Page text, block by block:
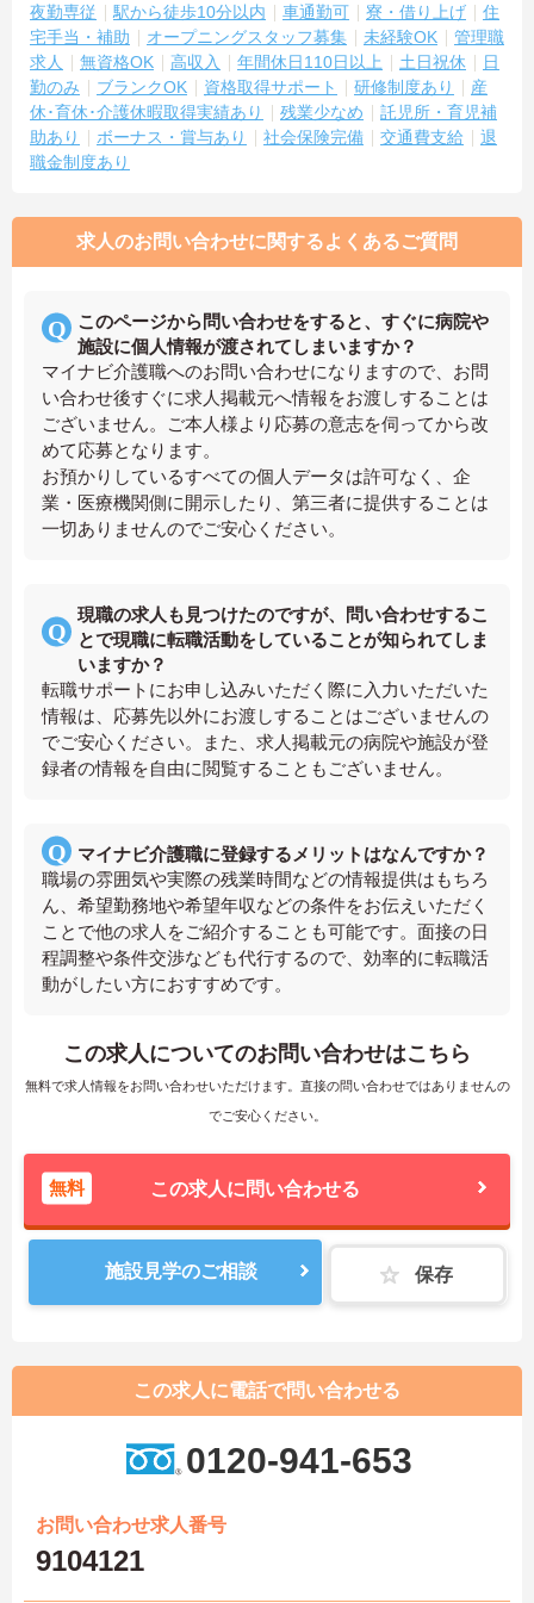
夜勤専従 駅から徒歩10分以内 車通勤可 寮・借り上げ
住
宅手当・補助
オープニングスタッフ募集 未経験OK
管理職
求人
無資格OK 高収入 年間休日110日以上 土日祝休
日
勤のみ
ブランクOK 資格取得サポート 研修制度あり
産
休･育休･介護休暇取得実績あり
残業少なめ
託児所・育児補
助あり
ボーナス・賞与あり 社会保険完備 交通費支給
退
職金制度あり
求人のお問い合わせに関するよくあるご質問
このページから問い合わせをすると、すぐに病院や
施設に個人情報が渡されてしまいますか？
マイナビ介護職へのお問い合わせになりますので、お問
い合わせ後すぐに求人掲載元へ情報をお渡しすることは
ございません。ご本人様より応募の意志を伺ってから改
めて応募となります。
お預かりしているすべての個人データは許可なく、企
業・医療機関側に開示したり、第三者に提供することは
一切ありませんのでご安心ください。
現職の求人も見つけたのですが、問い合わせするこ
とで現職に転職活動をしていることが知られてしま
いますか？
転職サポートにお申し込みいただく際に入力いただいた
情報は、応募先以外にお渡しすることはございませんの
でご安心ください。また、求人掲載元の病院や施設が登
録者の情報を自由に閲覧することもございません。
マイナビ介護職に登録するメリットはなんですか？
職場の雰囲気や実際の残業時間などの情報提供はもちろ
ん、希望勤務地や希望年収などの条件をお伝えいただく
ことで他の求人をご紹介することも可能です。面接の日
程調整や条件交渉なども代行するので、効率的に転職活
動がしたい方におすすめです。
この求人についてのお問い合わせはこちら
無料で求人情報をお問い合わせいただけます。直接の問い合わせではありませんの
でご安心ください。
無料 この求人に問い合わせる
施設見学のご相談 保存
この求人に電話で問い合わせる
0120-941-653
お問い合わせ求人番号
9104121